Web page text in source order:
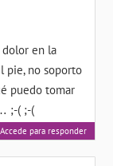
dolor en la
pie, no soporto
puedo tomar
;-( ;-(
Accede para responder